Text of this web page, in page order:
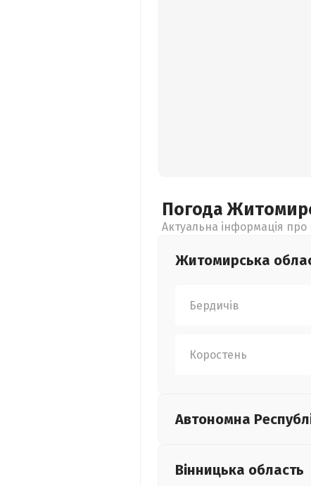
Погода
Актуальна інформація про
Житомирська
Бердичів
Коростень
Автономна
Вінницька область